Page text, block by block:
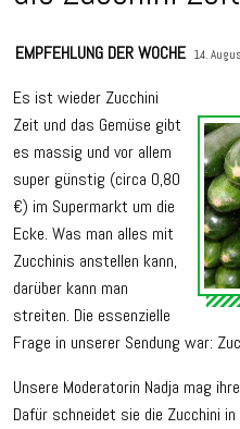
EMPFEHLUNG DER WOCHE 14.
Es ist wieder Zucchini
Zeit und das Gemüse gibt
es massig und vor allem
super günstig (circa 0,80
€) im Supermarkt um die
Ecke. Was man alles mit
Zucchinis anstellen kann,
darüber kann man
streiten. Die essenzielle
Frage in unserer Sendung war:
Unsere Moderatorin Nadja mag
Dafür schneidet sie die Zucchini